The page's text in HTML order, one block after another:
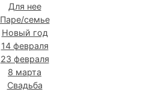
Для нее
Паре/семье
Новый год
14 февраля
23 февраля
8 марта
Свадьба